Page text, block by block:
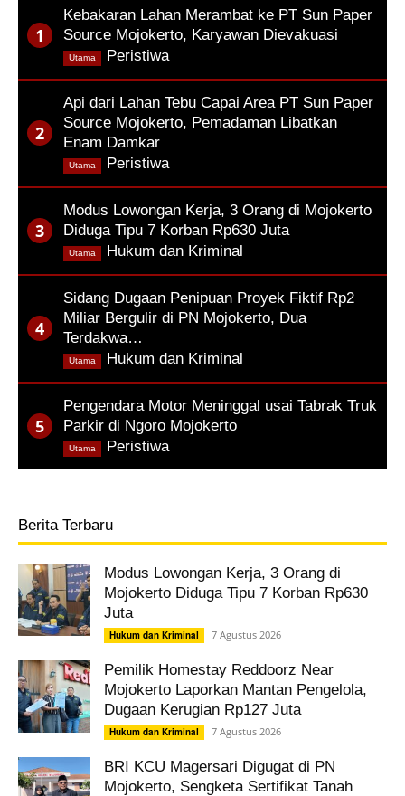
Kebakaran Lahan Merambat ke PT Sun Paper
Source Mojokerto, Karyawan Dievakuasi
Peristiwa
Utama
Api dari Lahan Tebu Capai Area PT Sun Paper
Source Mojokerto, Pemadaman Libatkan
Enam Damkar
Peristiwa
Utama
Modus Lowongan Kerja, 3 Orang di Mojokerto
Diduga Tipu 7 Korban Rp630 Juta
Hukum dan Kriminal
Utama
Sidang Dugaan Penipuan Proyek Fiktif Rp2
Miliar Bergulir di PN Mojokerto, Dua
Terdakwa…
Hukum dan Kriminal
Utama
Pengendara Motor Meninggal usai Tabrak Truk
Parkir di Ngoro Mojokerto
Peristiwa
Utama
Berita Terbaru
Modus Lowongan Kerja, 3 Orang di
Mojokerto Diduga Tipu 7 Korban Rp630
Juta
Hukum dan Kriminal 7 Agustus 2026
Pemilik Homestay Reddoorz Near
Mojokerto Laporkan Mantan Pengelola,
Dugaan Kerugian Rp127 Juta
Hukum dan Kriminal 7 Agustus 2026
BRI KCU Magersari Digugat di PN
Mojokerto, Sengketa Sertifikat Tanah